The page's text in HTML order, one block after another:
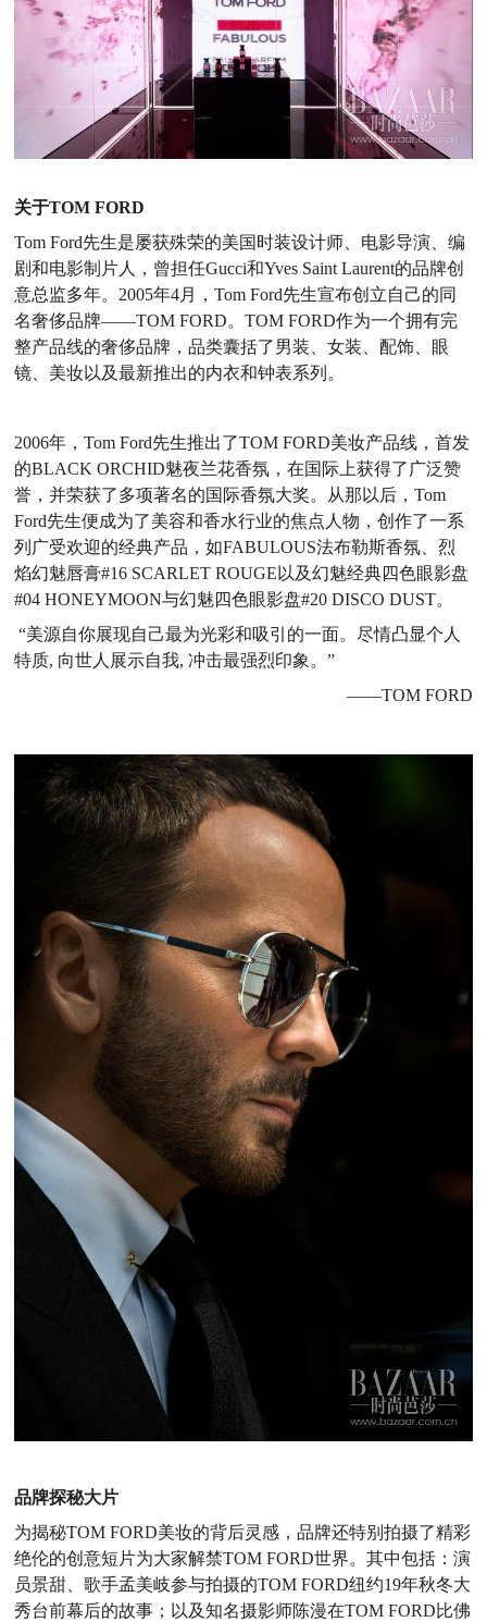
关于TOM FORD
Tom Ford先生是屡获殊荣的美国时装设计师、电影导演、编
剧和电影制片人，曾担任Gucci和Yves Saint Laurent的品牌创
意总监多年。2005年4月，Tom Ford先生宣布创立自己的同
名奢侈品牌——TOM FORD。TOM FORD作为一个拥有完
整产品线的奢侈品牌，品类囊括了男装、女装、配饰、眼
镜、美妆以及最新推出的内衣和钟表系列。
2006年，Tom Ford先生推出了TOM FORD美妆产品线，首发
的BLACK ORCHID魅夜兰花香氛，在国际上获得了广泛赞
誉，并荣获了多项著名的国际香氛大奖。从那以后，Tom
Ford先生便成为了美容和香水行业的焦点人物，创作了一系
列广受欢迎的经典产品，如FABULOUS法布勒斯香氛、烈
焰幻魅唇膏#16 SCARLET ROUGE以及幻魅经典四色眼影盘
#04 HONEYMOON与幻魅四色眼影盘#20 DISCO DUST。
“美源自你展现自己最为光彩和吸引的一面。尽情凸显个人
特质, 向世人展示自我, 冲击最强烈印象。”
——TOM FORD
品牌探秘大片
为揭秘TOM FORD美妆的背后灵感，品牌还特别拍摄了精彩
绝伦的创意短片为大家解禁TOM FORD世界。其中包括：演
员景甜、歌手孟美岐参与拍摄的TOM FORD纽约19年秋冬大
秀台前幕后的故事；以及知名摄影师陈漫在TOM FORD比佛